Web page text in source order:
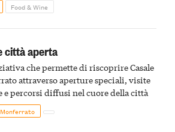
Food & Wine
città aperta
che permette di riscoprire Casale
attraverso aperture speciali, visite
e percorsi diffusi nel cuore della città